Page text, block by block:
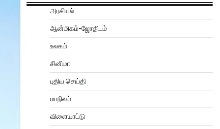
அரசியல்
ஆன்மிகம்-ஜோதிடம்
உலகம்
சினிமா
புதிய செய்தி
மாநிலம்
விளையாட்டு